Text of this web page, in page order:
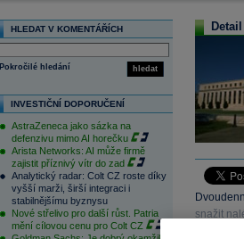
HLEDAT V KOMENTÁŘÍCH
hledat
Pokročilé hledání
INVESTIČNÍ DOPORUČENÍ
AstraZeneca jako sázka na
defenzivu mimo AI horečku
Arista Networks: AI může firmě
zajistit příznivý vítr do zad
Analytický radar: Colt CZ roste díky
vyšší marži, širší integraci i
stabilnějšímu byznysu
Nové střelivo pro další růst. Patria
mění cílovou cenu pro Colt CZ
snažit